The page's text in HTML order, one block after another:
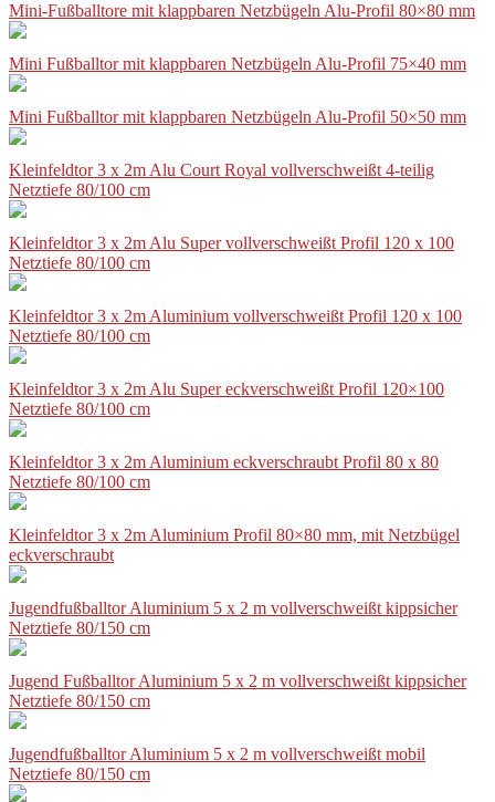
Mini-Fußballtore mit klappbaren Netzbügeln Alu-Profil 80×80 mm
Mini Fußballtor mit klappbaren Netzbügeln Alu-Profil 75×40 mm
Mini Fußballtor mit klappbaren Netzbügeln Alu-Profil 50×50 mm
Kleinfeldtor 3 x 2m Alu Court Royal vollverschweißt 4-teilig
Netztiefe 80/100 cm
Kleinfeldtor 3 x 2m Alu Super vollverschweißt Profil 120 x 100
Netztiefe 80/100 cm
Kleinfeldtor 3 x 2m Aluminium vollverschweißt Profil 120 x 100
Netztiefe 80/100 cm
Kleinfeldtor 3 x 2m Alu Super eckverschweißt Profil 120×100
Netztiefe 80/100 cm
Kleinfeldtor 3 x 2m Aluminium eckverschraubt Profil 80 x 80
Netztiefe 80/100 cm
Kleinfeldtor 3 x 2m Aluminium Profil 80×80 mm, mit Netzbügel
eckverschraubt
Jugendfußballtor Aluminium 5 x 2 m vollverschweißt kippsicher
Netztiefe 80/150 cm
Jugend Fußballtor Aluminium 5 x 2 m vollverschweißt kippsicher
Netztiefe 80/150 cm
Jugendfußballtor Aluminium 5 x 2 m vollverschweißt mobil
Netztiefe 80/150 cm